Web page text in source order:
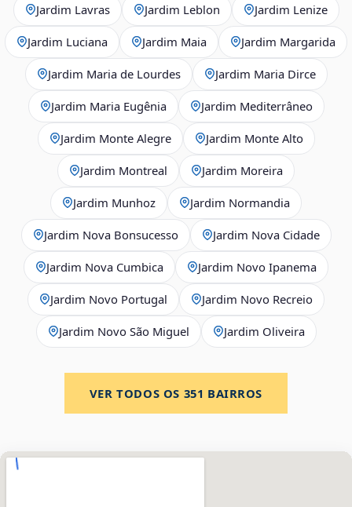
Jardim Lavras Jardim Leblon Jardim Lenize
Jardim Luciana Jardim Maia Jardim Margarida
Jardim Maria de Lourdes Jardim Maria Dirce
Jardim Maria Eugênia Jardim Mediterrâneo
Jardim Monte Alegre Jardim Monte Alto
Jardim Montreal Jardim Moreira
Jardim Munhoz Jardim Normandia
Jardim Nova Bonsucesso Jardim Nova Cidade
Jardim Nova Cumbica Jardim Novo Ipanema
Jardim Novo Portugal Jardim Novo Recreio
Jardim Novo São Miguel Jardim Oliveira
VER TODOS OS 351 BAIRROS